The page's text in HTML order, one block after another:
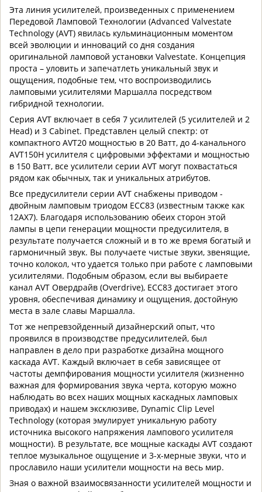
Эта линия усилителей, произведенных с применением
Передовой Ламповой Технологии (Advanced Valvestate
Technology (AVT) явилась кульминационным моментом
всей эволюции и инноваций со дня создания
оригинальной ламповой установки Valvestate. Концепция
проста – уловить и запечатлеть уникальный звук и
ощущения, подобные тем, что воспроизводились
ламповыми усилителями Маршалла посредством
гибридной технологии.
Серия AVT включает в себя 7 усилителей (5 усилителей и 2
Head) и 3 Cabinet. Представлен целый спектр: от
компактного AVT20 мощностью в 20 Ватт, до 4-канального
AVT150H усилителя с цифровыми эффектами и мощностью
в 150 Ватт, все усилители серии AVT могут похвастаться
рядом как обычных, так и уникальных атрибутов.
Все предусилители серии AVT снабжены приводом -
двойным ламповым триодом ECC83 (известным также как
12AX7). Благодаря использованию обеих сторон этой
лампы в цепи генерации мощности предусилителя, в
результате получается сложный и в то же время богатый и
гармоничный звук. Вы получаете чистые звуки, звенящие,
точно колокол, что удается только при работе с ламповыми
усилителями. Подобным образом, если вы выбираете
канал AVT Овердрайв (Overdrive), ECC83 достигает этого
уровня, обеспечивая динамику и ощущения, достойную
места в зале славы Маршалла.
Тот же непревзойденный дизайнерский опыт, что
проявился в производстве предусилителей, был
направлен в дело при разработке дизайна мощного
каскада AVT. Каждый включает в себя зависящее от
частоты демпфирования мощности усилителя (жизненно
важная для формирования звука черта, которую можно
наблюдать во всех наших мощных каскадных ламповых
приводах) и нашем эксклюзиве, Dynamic Clip Level
Technology (которая эмулирует уникальную работу
источника высокого напряжения лампового усилителя
мощности). В результате, все мощные каскады AVT создают
теплое музыкальное ощущение и 3-х-мерные звуки, что и
прославило наши усилители мощности на весь мир.
Зная о важной взаимосвязанности усилителей мощности и